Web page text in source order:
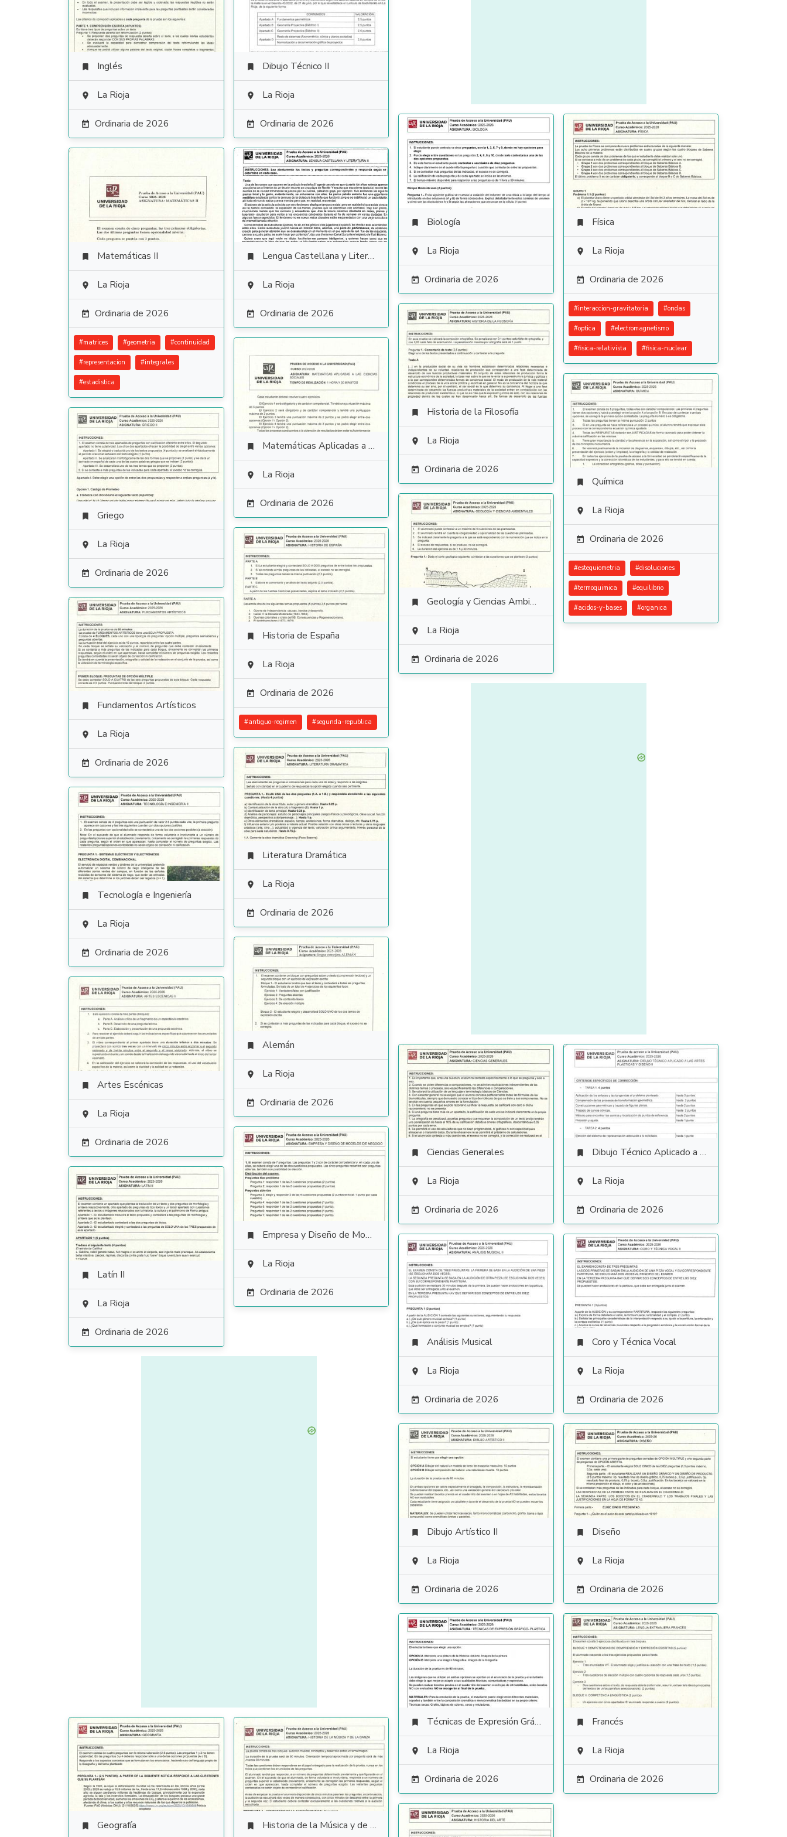
 Inglés
 La Rioja
 Ordinaria de 2026
 Dibujo Técnico II
 La Rioja
 Ordinaria de 2026
 Biología
 La Rioja
 Ordinaria de 2026
 Física
 La Rioja
 Ordinaria de 2026
#interaccion-gravitatoria #ondas
#optica #electromagnetismo
#fisica-relativista #fisica-nuclear
 Matemáticas II
 La Rioja
 Ordinaria de 2026
#matrices #geometria #continuidad
#representacion #integrales
#estadistica
 Lengua Castellana y Literatura
 La Rioja
 Ordinaria de 2026
 Historia de la Filosofía
 La Rioja
 Ordinaria de 2026
 Matemáticas Aplicadas a las Ciencias Sociales
 La Rioja
 Ordinaria de 2026
 Química
 La Rioja
 Ordinaria de 2026
#estequiometria #disoluciones
#termoquimica #equilibrio
#acidos-y-bases #organica
 Griego
 La Rioja
 Ordinaria de 2026
 Geología y Ciencias Ambientales
 La Rioja
 Ordinaria de 2026
 Historia de España
 La Rioja
 Ordinaria de 2026
#antiguo-regimen #segunda-republica
 Fundamentos Artísticos
 La Rioja
 Ordinaria de 2026
 Literatura Dramática
 La Rioja
 Ordinaria de 2026
 Tecnología e Ingeniería
 La Rioja
 Ordinaria de 2026
 Alemán
 La Rioja
 Ordinaria de 2026
 Artes Escénicas
 La Rioja
 Ordinaria de 2026
 Ciencias Generales
 La Rioja
 Ordinaria de 2026
 Dibujo Técnico Aplicado a las Artes Plásticas y al Diseño II
 La Rioja
 Ordinaria de 2026
 Empresa y Diseño de Modelos de Negocio
 La Rioja
 Ordinaria de 2026
 Latín II
 La Rioja
 Ordinaria de 2026
 Análisis Musical
 La Rioja
 Ordinaria de 2026
 Coro y Técnica Vocal
 La Rioja
 Ordinaria de 2026
 Dibujo Artístico II
 La Rioja
 Ordinaria de 2026
 Diseño
 La Rioja
 Ordinaria de 2026
 Técnicas de Expresión Gráfico Plástica
 La Rioja
 Ordinaria de 2026
 Francés
 La Rioja
 Ordinaria de 2026
 Geografía  Historia de la Música y de la Danza